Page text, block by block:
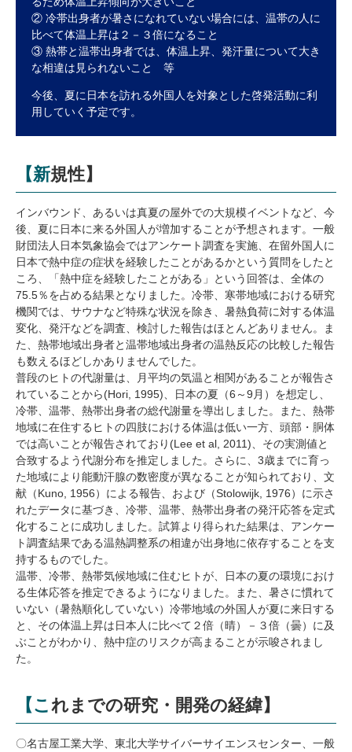
② 冷帯出身者が暑さになれていない場合には、温帯の人に
比べて体温上昇は２－３倍になること
③ 熱帯と温帯出身者では、体温上昇、発汗量について大き
な相違は見られないこと 等
今後、夏に日本を訪れる外国人を対象とした啓発活動に利
用していく予定です。
【新規性】
インバウンド、あるいは真夏の屋外での大規模イベントなど、今
後、夏に日本に来る外国人が増加することが予想されます。一般
財団法人日本気象協会ではアンケート調査を実施、在留外国人に
日本で熱中症の症状を経験したことがあるかという質問をしたと
ころ、「熱中症を経験したことがある」という回答は、全体の
75.5％を占める結果となりました。冷帯、寒帯地域における研究
機関では、サウナなど特殊な状況を除き、暑熱負荷に対する体温
変化、発汗などを調査、検討した報告はほとんどありません。ま
た、熱帯地域出身者と温帯地域出身者の温熱反応の比較した報告
も数えるほどしかありませんでした。
普段のヒトの代謝量は、月平均の気温と相関があることが報告さ
れていることから(Hori, 1995)、日本の夏（6～9月）を想定し、
冷帯、温帯、熱帯出身者の総代謝量を導出しました。また、熱帯
地域に在住するヒトの四肢における体温は低い一方、頭部・胴体
では高いことが報告されており(Lee et al, 2011)、その実測値と
合致するよう代謝分布を推定しました。さらに、3歳までに育っ
た地域により能動汗腺の数密度が異なることが知られており、文
献（Kuno, 1956）による報告、および（Stolowijk, 1976）に示さ
れたデータに基づき、冷帯、温帯、熱帯出身者の発汗応答を定式
化することに成功しました。試算より得られた結果は、アンケー
ト調査結果である温熱調整系の相違が出身地に依存することを支
持するものでした。
温帯、冷帯、熱帯気候地域に住むヒトが、日本の夏の環境におけ
る生体応答を推定できるようになりました。また、暑さに慣れて
いない（暑熱順化していない）冷帯地域の外国人が夏に来日する
と、その体温上昇は日本人に比べて２倍（晴）－３倍（曇）に及
ぶことがわかり、熱中症のリスクが高まることが示唆されまし
た。
【これまでの研究・開発の経緯】
〇名古屋工業大学、東北大学サイバーサイエンスセンター、一般